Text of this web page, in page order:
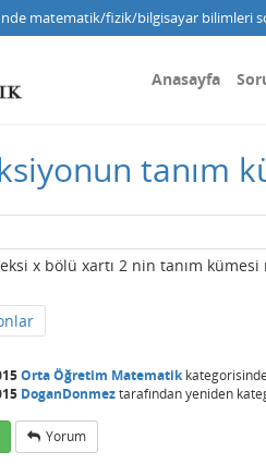
matematik/fizik/bilgisayar bilimleri
Anasayfa
tanım
x bölü xartı 2 nin tanım
Orta Öğretim Matematikkategorisinde
DoganDonmeztarafındanyeniden
Yorum